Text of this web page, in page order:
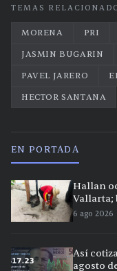
TEMAS
MORENA PRI
JASMIN BUGARIN
PAVEL JARERO
HECTOR SANTANA
EN PORTADA
Hallan
Vallarta;
6 ago 2026
Así
agosto